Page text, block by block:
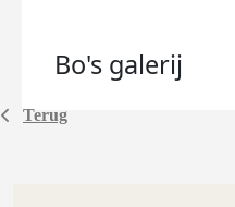
Terug
Bo's galerij